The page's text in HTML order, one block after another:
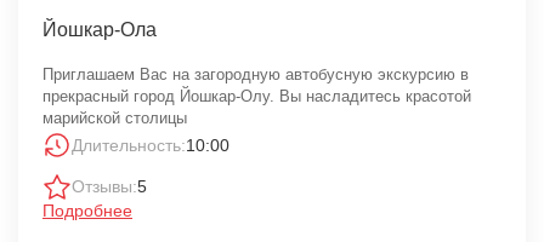
Йошкар-Ола
Приглашаем Вас на загородную автобусную экскурсию в
прекрасный город Йошкар-Олу. Вы насладитесь красотой
марийской столицы
Длительность:10:00
Отзывы:5
Подробнее